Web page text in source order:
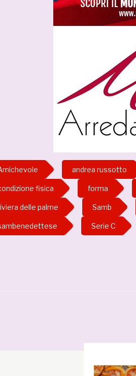
andrea russotto
fisica forma
delle palme Samb
Serie C